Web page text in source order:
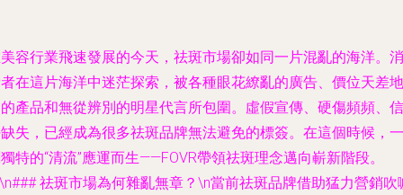
容行業飛速發展的今天，祛斑市場卻如同一片混亂的海洋。消
在這片海洋中迷茫探索，被各種眼花繚亂的廣告、價位天差地
產品和無從辨別的明星代言所包圍。虛假宣傳、硬傷頻頻、信
失，已經成為很多祛斑品牌無法避免的標簽。在這個時候，一
特的“清流”應運而生——FOVR帶領祛斑理念邁向嶄新階段。
祛斑市場為何雜亂無章？\n當前祛斑品牌借助猛力營銷吹